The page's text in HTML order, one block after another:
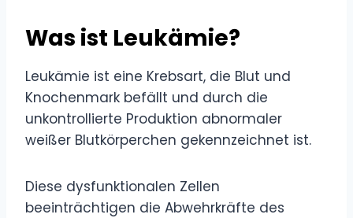
Was ist Leukämie?
Leukämie ist eine Krebsart, die Blut und
Knochenmark befällt und durch die
unkontrollierte Produktion abnormaler
weißer Blutkörperchen gekennzeichnet ist.
Diese dysfunktionalen Zellen
beeinträchtigen die Abwehrkräfte des